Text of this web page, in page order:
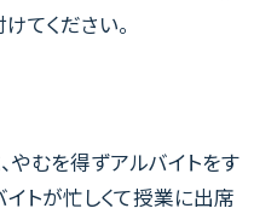
てください。
やむを得ずアルバイトをす
トが忙しくて授業に出席